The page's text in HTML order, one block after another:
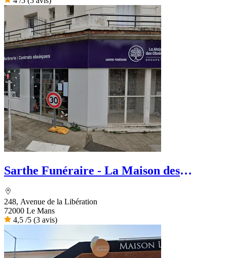
Sarthe Funéraire - La Maison des
248, Avenue de la Libération
72000 Le Mans
4,5 /5 (3 avis)